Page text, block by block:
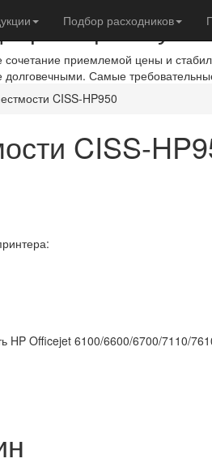
Подбор расходников
с
приемлемой цены и
долговечными. Самые
CISS-HP950
CISS-
Officejet 6100/6600/6700/7110/